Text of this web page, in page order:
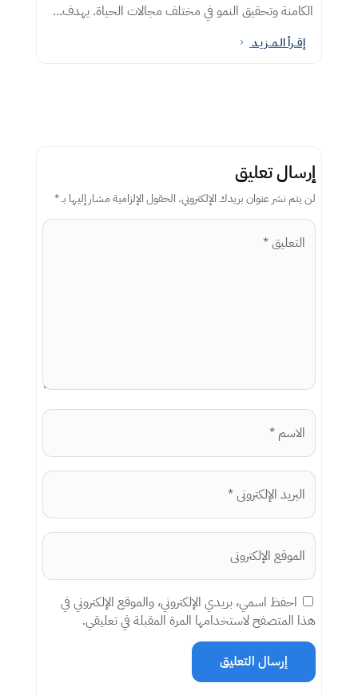
الكامنة وتحقيق النمو في مختلف مجالات الحياة. يهدف...
إقــرأ الـمــزيـد 5
إرسال تعليق
لن يتم نشر عنوان بريدك الإلكتروني. الحقول الإلزامية مشار إليها بـ*
احفظ اسمي، بريدي الإلكتروني، والموقع الإلكتروني في
هذا المتصفح لاستخدامها المرة المقبلة في تعليقي.
إرسال التعليق